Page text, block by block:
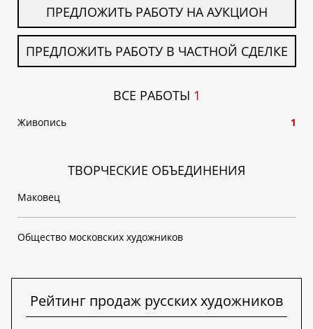
ПРЕДЛОЖИТЬ РАБОТУ НА АУКЦИОН
ПРЕДЛОЖИТЬ РАБОТУ В ЧАСТНОЙ СДЕЛКЕ
ВСЕ РАБОТЫ 1
Живопись 1
ТВОРЧЕСКИЕ ОБЪЕДИНЕНИЯ
Маковец
Общество московских художников
Рейтинг продаж русских художников